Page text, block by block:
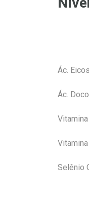
Ác.
Ác.